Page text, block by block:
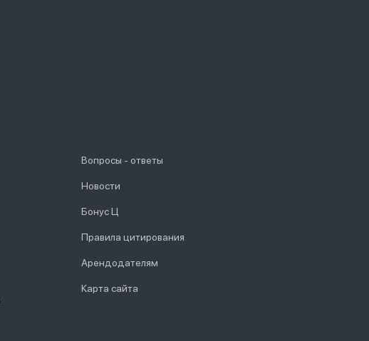
Вопросы - ответы
Новости
Бонус Ц
Правила цитирования
Арендодателям
Карта сайта